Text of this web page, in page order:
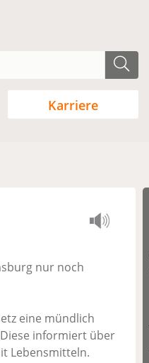
Karriere
nur noch
eine mündlich
informiert über
Lebensmitteln.